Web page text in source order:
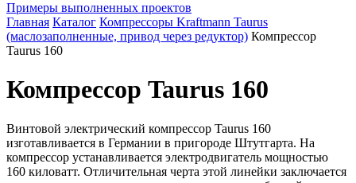
Примеры выполненных проектов
Главная Каталог Компрессоры Kraftmann Taurus
(маслозаполненные, привод через редуктор) Компрессор
Taurus 160
Компрессор Taurus 160
Винтовой электрический компрессор Taurus 160
изготавливается в Германии в пригороде Штутгарта. На
компрессор устанавливается электродвигатель мощностью
160 киловатт. Отличительная черта этой линейки заключается